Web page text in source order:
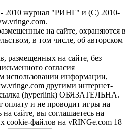
- 2010 журнал "РИНГ" и (С) 2010-
на сайте, охраняются в
в том числе, об авторском
размещенных на сайте, без
согласия
информации,
другими интернет-
(hyperlink) ОБЯЗАТЕЛЬНА.
и не проводит игры на
сайте, вы соглашаетесь на
cookie-файлов на vRINGe.com 18+